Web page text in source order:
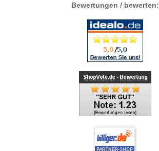
Bewertungen / bewerten: